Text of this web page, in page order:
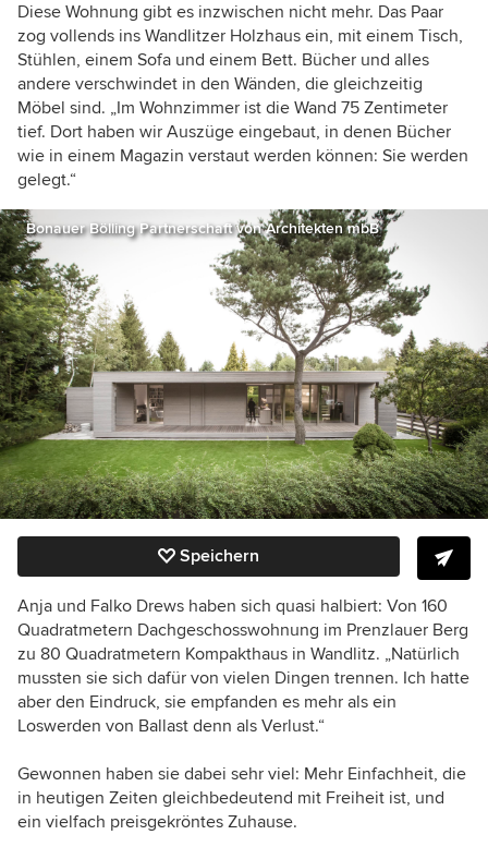
Diese Wohnung gibt es inzwischen nicht mehr. Das Paar
zog vollends ins Wandlitzer Holzhaus ein, mit einem Tisch,
Stühlen, einem Sofa und einem Bett. Bücher und alles
andere verschwindet in den Wänden, die gleichzeitig
Möbel sind. „Im Wohnzimmer ist die Wand 75 Zentimeter
tief. Dort haben wir Auszüge eingebaut, in denen Bücher
wie in einem Magazin verstaut werden können: Sie werden
gelegt.“
Bonauer Bölling Partnerschaft von Architekten mbB
Speichern
Anja und Falko Drews haben sich quasi halbiert: Von 160
Quadratmetern Dachgeschosswohnung im Prenzlauer Berg
zu 80 Quadratmetern Kompakthaus in Wandlitz. „Natürlich
mussten sie sich dafür von vielen Dingen trennen. Ich hatte
aber den Eindruck, sie empfanden es mehr als ein
Loswerden von Ballast denn als Verlust.“
Gewonnen haben sie dabei sehr viel: Mehr Einfachheit, die
in heutigen Zeiten gleichbedeutend mit Freiheit ist, und
ein vielfach preisgekröntes Zuhause.